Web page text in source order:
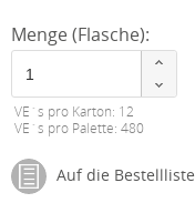
Menge (Flasche):
VE´s pro Karton: 12
VE´s pro Palette: 480
Auf die Bestellliste